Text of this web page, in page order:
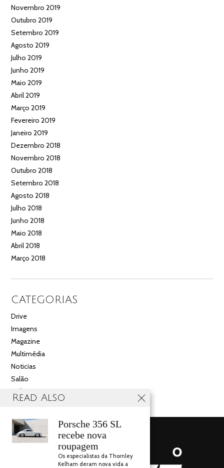
Novembro 2019
Outubro 2019
Setembro 2019
Agosto 2019
Julho 2019
Junho 2019
Maio 2019
Abril 2019
Março 2019
Fevereiro 2019
Janeiro 2019
Dezembro 2018
Novembro 2018
Outubro 2018
Setembro 2018
Agosto 2018
Julho 2018
Junho 2018
Maio 2018
Abril 2018
Março 2018
CATEGORIAS
Drive
Imagens
Magazine
Multimédia
Noticias
Salão
Videos
Read Also
Porsche 356 SL
recebe nova
roupagem
Os especialistas da Thornley
Kelham deram nova vida a